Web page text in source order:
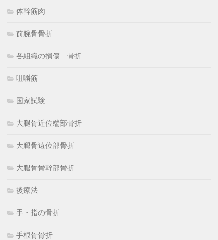
体幹筋肉
前腕骨骨折
各組織の損傷 骨折
咀嚼筋
国家試験
大腿骨近位端部骨折
大腿骨遠位部骨折
大腿骨骨幹部骨折
後療法
手・指の骨折
手根骨骨折